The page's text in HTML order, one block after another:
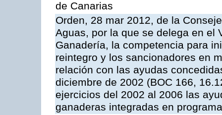
de Canarias
Orden, 28 mar 2012, de la
Aguas, por la que se delega en el
Ganadería, la competencia para
reintegro y los sancionadores en
relación con las ayudas
diciembre de 2002 (BOC 166,
ejercicios del 2002 al 2006 las
ganaderas integradas en